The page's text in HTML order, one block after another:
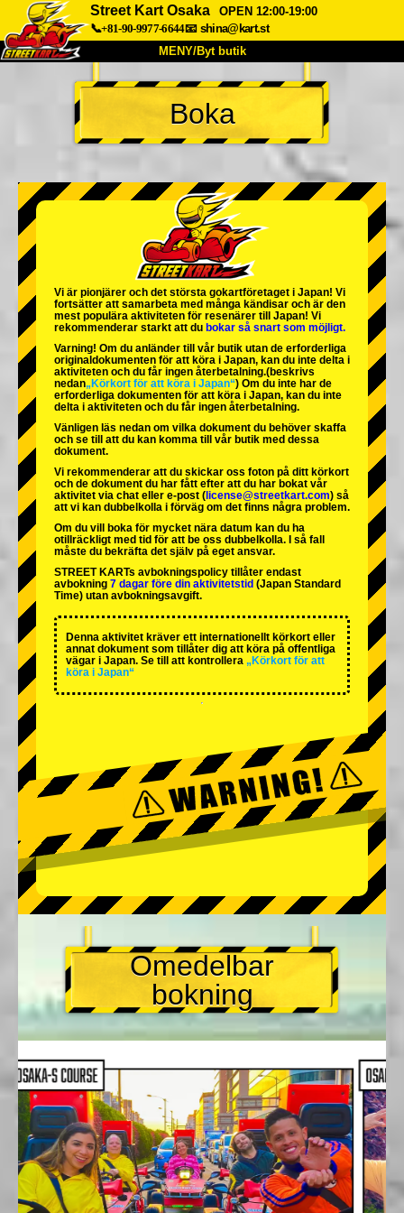
Street Kart Osaka
OPEN 12:00-19:00
📞+81-90-9977-6644📧 shina@kart.st
MENY/Byt butik
HEM
Om oss Specifikationer Pris
Företag Boka
Byt butik
Tokyo Shinagawa Tokyo Akihabara#1
Tokyo Akihabara#2
Tokyo Shibuya Annex Tokyo Bay
Tokyo Asakusa Osaka
Okinawa
Boka
Vi är pionjärer och det största gokartföretaget i Japan! Vi
fortsätter att samarbeta med många kändisar och är den
mest populära aktiviteten för resenärer till Japan! Vi
rekommenderar starkt att du bokar så snart som möjligt.
Varning! Om du anländer till vår butik utan de erforderliga
originaldokumenten för att köra i Japan, kan du inte delta i
aktiviteten och du får ingen återbetalning.(beskrivs
nedan„Körkort för att köra i Japan“) Om du inte har de
erforderliga dokumenten för att köra i Japan, kan du inte
delta i aktiviteten och du får ingen återbetalning.
Vänligen läs nedan om vilka dokument du behöver skaffa
och se till att du kan komma till vår butik med dessa
dokument.
Vi rekommenderar att du skickar oss foton på ditt körkort
och de dokument du har fått efter att du har bokat vår
aktivitet via chat eller e-post ( license@streetkart.com) så
att vi kan dubbelkolla i förväg om det finns några problem.
Om du vill boka för mycket nära datum kan du ha
otillräckligt med tid för att be oss dubbelkolla. I så fall
måste du bekräfta det själv på eget ansvar.
STREET KARTs avbokningspolicy tillåter endast
avbokning 7 dagar före din aktivitetstid (Japan Standard
Time) utan avbokningsavgift.
Denna aktivitet kräver ett internationellt körkort eller
annat dokument som tillåter dig att köra på offentliga
vägar i Japan. Se till att kontrollera „Körkort för att
köra i Japan“
Omedelbar
bokning